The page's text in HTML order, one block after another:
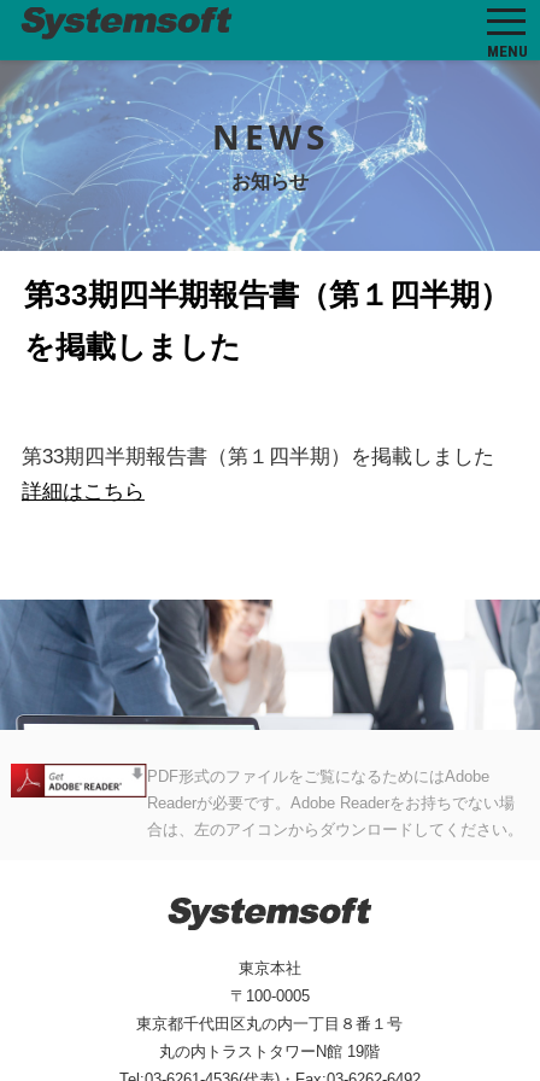
MENU
NEWS
お知らせ
第33期四半期報告書（第１四半期）
を掲載しました
第33期四半期報告書（第１四半期）を掲載しました
詳細はこちら
PDF形式のファイルをご覧になるためにはAdobe
Readerが必要です。Adobe Readerをお持ちでない場
合は、左のアイコンからダウンロードしてください。
東京本社
〒100-0005
東京都千代田区丸の内一丁目８番１号
丸の内トラストタワーN館 19階